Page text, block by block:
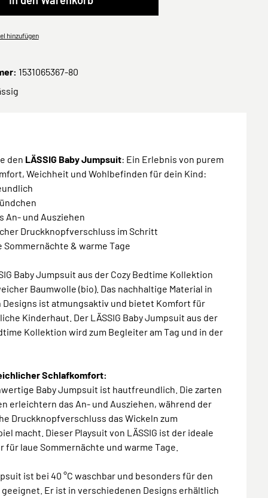
hinzufügen
1531065367-80
den LÄSSIG Baby Jumpsuit: Ein Erlebnis von purem
Weichheit und Wohlbefinden für dein Kind:
An- und Ausziehen
Druckknopfverschluss im Schritt
Sommernächte & warme Tage
Baby Jumpsuit aus der Cozy Bedtime Kollektion
Baumwolle (bio). Das nachhaltige Material in
Designs ist atmungsaktiv und bietet Komfort für
Kinderhaut. Der LÄSSIG Baby Jumpsuit aus der
Kollektion wird zum Begleiter am Tag und in der
Schlafkomfort:
Baby Jumpsuit ist hautfreundlich. Die zarten
erleichtern das An- und Ausziehen, während der
Druckknopfverschluss das Wickeln zum
macht. Dieser Playsuit von LÄSSIG ist der ideale
für laue Sommernächte und warme Tage.
ist bei 40 °C waschbar und besonders für den
geeignet. Er ist in verschiedenen Designs erhältlich